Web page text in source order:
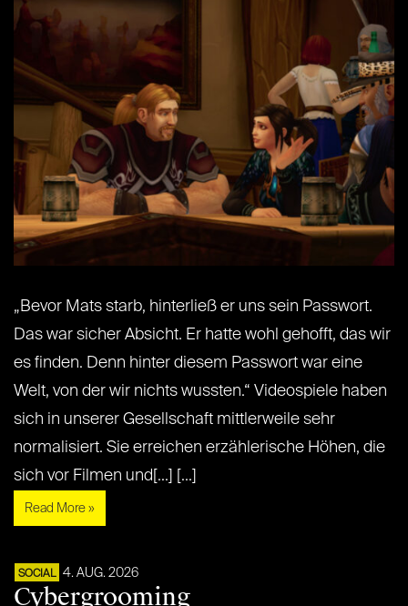
„Bevor Mats starb, hinterließ er uns sein Passwort.
Das war sicher Absicht. Er hatte wohl gehofft, das wir
es finden. Denn hinter diesem Passwort war eine
Welt, von der wir nichts wussten.“ Videospiele haben
sich in unserer Gesellschaft mittlerweile sehr
normalisiert. Sie erreichen erzählerische Höhen, die
sich vor Filmen und[...] [...]
Read More »
SOCIAL 4. AUG. 2026
Cybergrooming